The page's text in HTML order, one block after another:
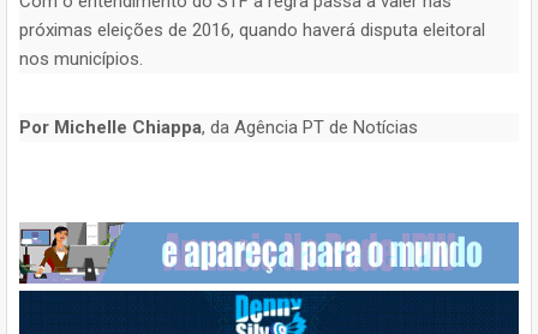
próximas eleições de 2016, quando haverá disputa eleitoral
nos municípios.
Por Michelle Chiappa, da Agência PT de Notícias